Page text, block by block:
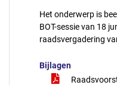
Het onderwerp is
BOT-sessie van 18
raadsvergadering
Bijlagen